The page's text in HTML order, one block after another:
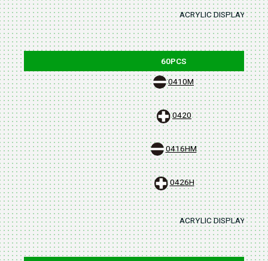
ACRYLIC DISPLAY
60PCS
0410M
0420
0416HM
0426H
ACRYLIC DISPLAY